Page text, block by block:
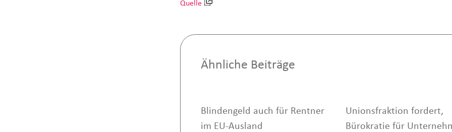
Quelle
Ähnliche Beiträge
Blindengeld auch für Rentner
im EU-Ausland
Unionsfraktion fordert,
Bürokratie für